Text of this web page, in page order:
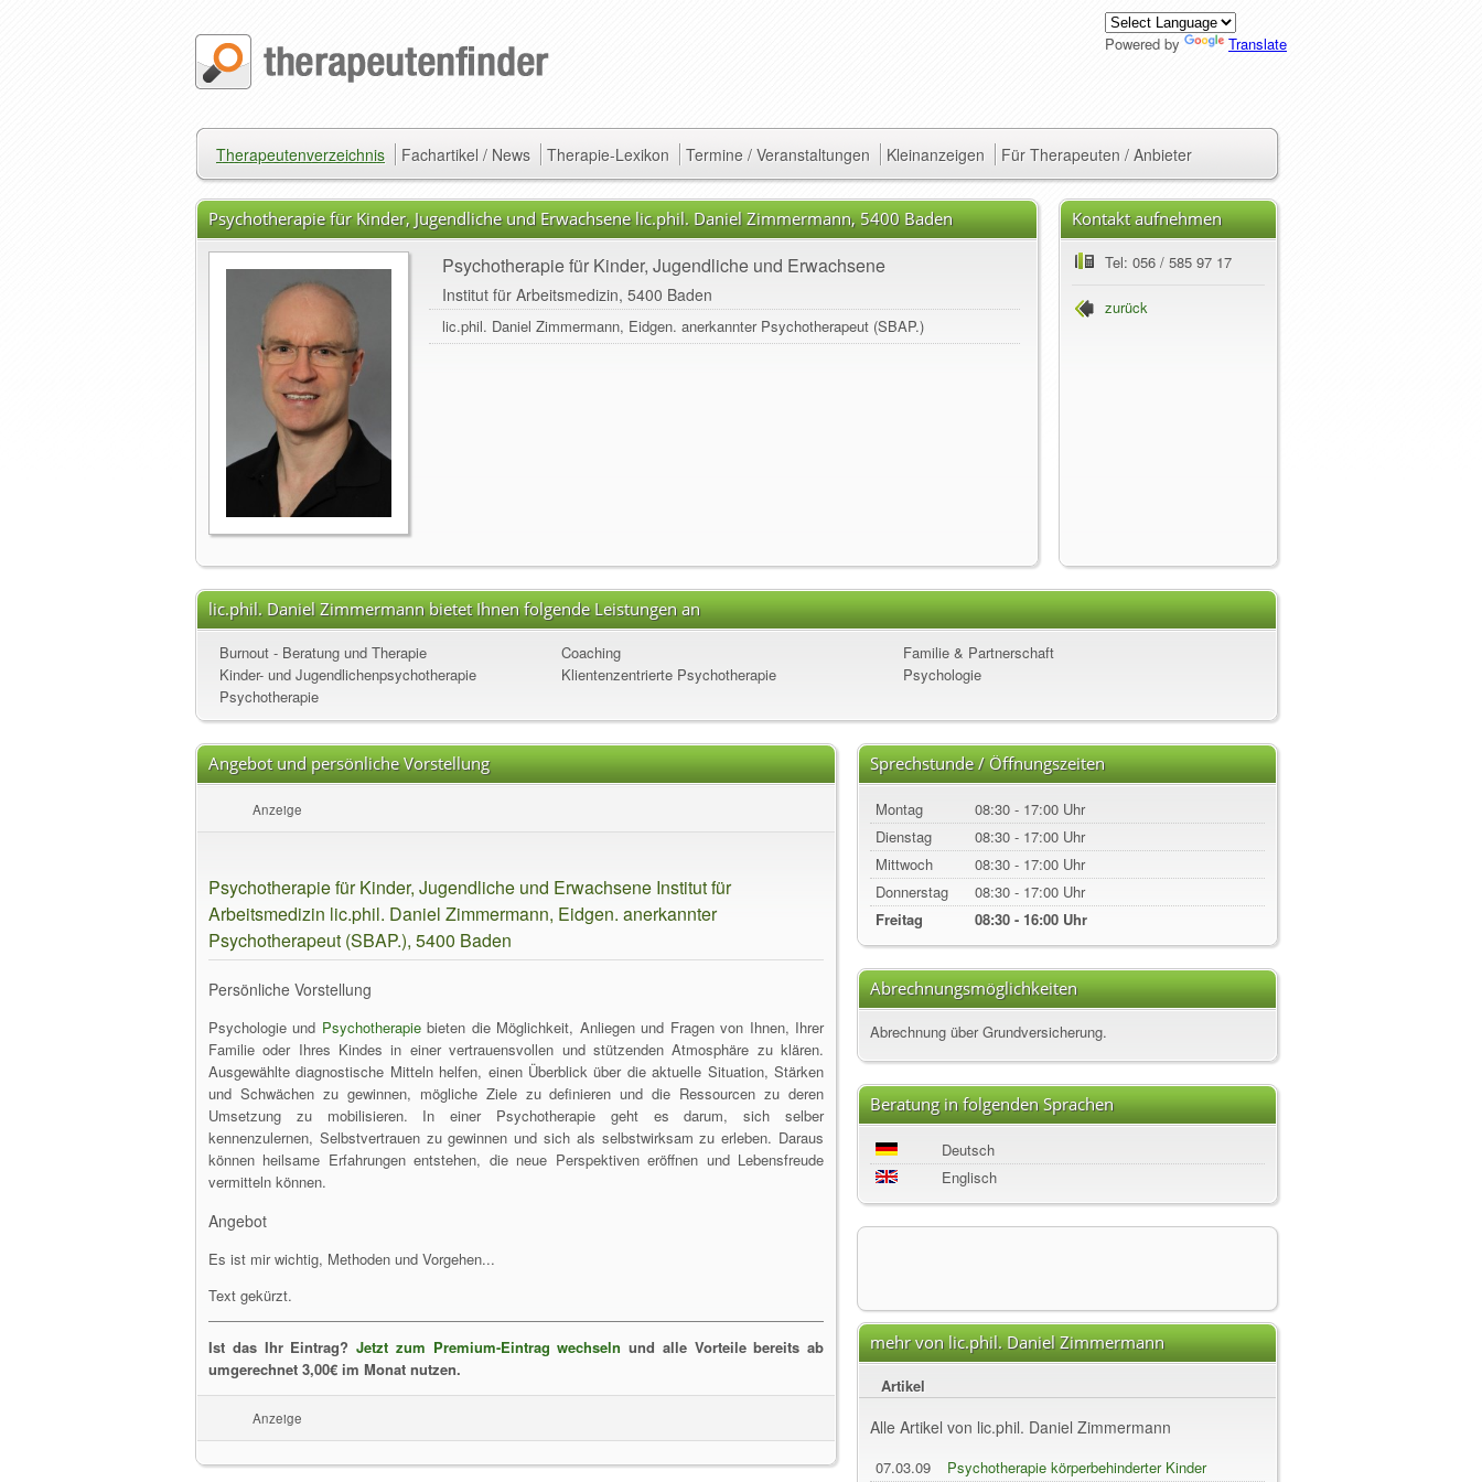
Powered by Translate
Therapeutenverzeichnis Fachartikel / News Therapie-Lexikon Termine / Veranstaltungen Kleinanzeigen Für Therapeuten / Anbieter
Psychotherapie für Kinder, Jugendliche und Erwachsene lic.phil. Daniel Zimmermann, 5400 Baden
Psychotherapie für Kinder, Jugendliche und Erwachsene
Institut für Arbeitsmedizin, 5400 Baden
lic.phil. Daniel Zimmermann, Eidgen. anerkannter Psychotherapeut (SBAP.)
Kontakt aufnehmen
Tel: 056 / 585 97 17
zurück
lic.phil. Daniel Zimmermann bietet Ihnen folgende Leistungen an
Burnout - Beratung und Therapie Coaching
Familie & Partnerschaft
Kinder- und Jugendlichenpsychotherapie
Klientenzentrierte Psychotherapie
Psychologie
Psychotherapie
Angebot und persönliche Vorstellung
Anzeige
Psychotherapie für Kinder, Jugendliche und Erwachsene Institut für
Arbeitsmedizin lic.phil. Daniel Zimmermann, Eidgen. anerkannter
Psychotherapeut (SBAP.), 5400 Baden
Persönliche Vorstellung
Psychologie und Psychotherapiebieten die Möglichkeit, Anliegen und Fragen von Ihnen, Ihrer
Familie oder Ihres Kindes in einer vertrauensvollen und stützenden Atmosphäre zu klären.
Ausgewählte diagnostische Mitteln helfen, einen Überblick über die aktuelle Situation, Stärken
und Schwächen zu gewinnen, mögliche Ziele zu definieren und die Ressourcen zu deren
Umsetzung zu mobilisieren. In einer Psychotherapie geht es darum, sich selber
kennenzulernen, Selbstvertrauen zu gewinnen und sich als selbstwirksam zu erleben. Daraus
können heilsame Erfahrungen entstehen, die neue Perspektiven eröffnen und Lebensfreude
vermitteln können.
Angebot
Es ist mir wichtig, Methoden und Vorgehen...
Text gekürzt.
Ist das Ihr Eintrag? Jetzt zum Premium-Eintrag wechseln und alle Vorteile bereits ab
umgerechnet 3,00€ im Monat nutzen.
Anzeige
Sprechstunde / Öffnungszeiten
Montag
08:30 - 17:00 Uhr
Dienstag
08:30 - 17:00 Uhr
Mittwoch
08:30 - 17:00 Uhr
Donnerstag
08:30 - 17:00 Uhr
Freitag
08:30 - 16:00 Uhr
Abrechnungsmöglichkeiten
Abrechnung über Grundversicherung.
Beratung in folgenden Sprachen
Deutsch
Englisch
mehr von lic.phil. Daniel Zimmermann
Artikel
Alle Artikel von lic.phil. Daniel Zimmermann
07.03.09 Psychotherapie körperbehinderter Kinder